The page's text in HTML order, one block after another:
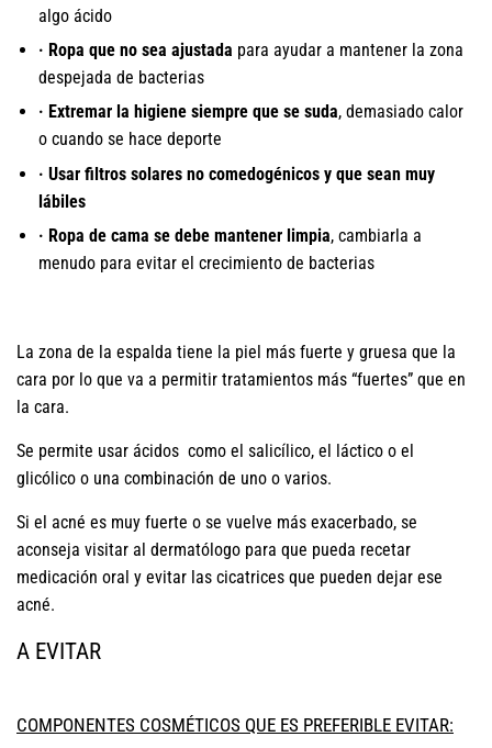
algo ácido
· Ropa que no sea ajustada para ayudar a mantener la zona
despejada de bacterias
· Extremar la higiene siempre que se suda, demasiado calor
o cuando se hace deporte
· Usar filtros solares no comedogénicos y que sean muy
lábiles
· Ropa de cama se debe mantener limpia, cambiarla a
menudo para evitar el crecimiento de bacterias
La zona de la espalda tiene la piel más fuerte y gruesa que la
cara por lo que va a permitir tratamientos más “fuertes” que en
la cara.
Se permite usar ácidos como el salicílico, el láctico o el
glicólico o una combinación de uno o varios.
Si el acné es muy fuerte o se vuelve más exacerbado, se
aconseja visitar al dermatólogo para que pueda recetar
medicación oral y evitar las cicatrices que pueden dejar ese
acné.
A EVITAR
COMPONENTES COSMÉTICOS QUE ES PREFERIBLE EVITAR: